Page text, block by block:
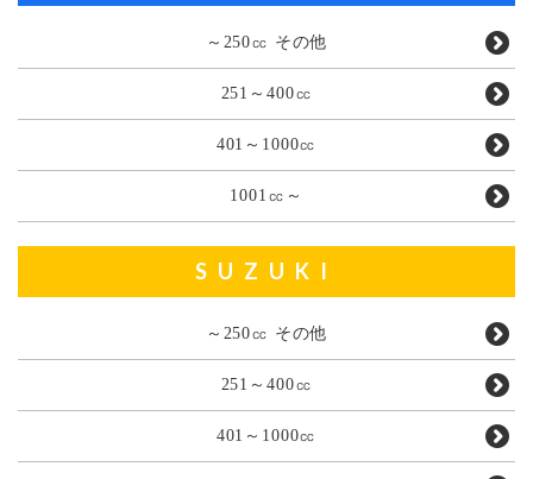
～250㏄ その他
251～400㏄
401～1000㏄
1001㏄～
SUZUKI
～250㏄ その他
251～400㏄
401～1000㏄